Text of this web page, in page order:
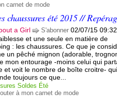
carnet de mode
chaussures été 2015 //
a Girl S'abonner 02/07/15 09:32
et une seule en matière de
: les chaussures. Ce que je
un pêché mignon (adorable,
mon entourage -moins celui qui
et voit le nombre de boîte croitre-
toujours ce que...
Soldes Été
à mon carnet de mode